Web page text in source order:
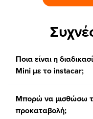
Ποια είναι η
Mini με το instacar;
Μπορώ να μισθώσω
προκαταβολή;